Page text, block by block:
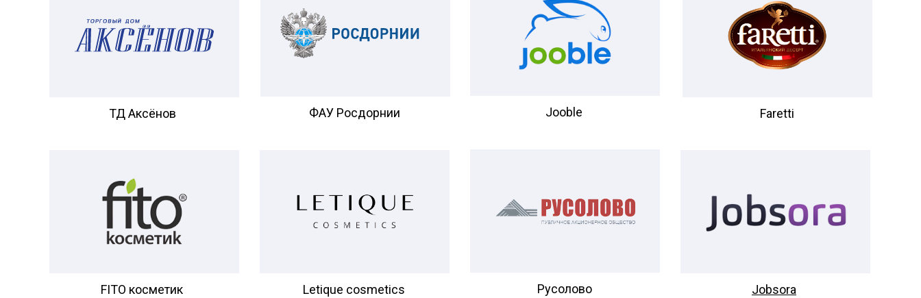
ФАУ Росдорнии
Letique cosmetics
Jooble Faretti
ТД Аксёнов
FITO косметик Jobsora
Русолово